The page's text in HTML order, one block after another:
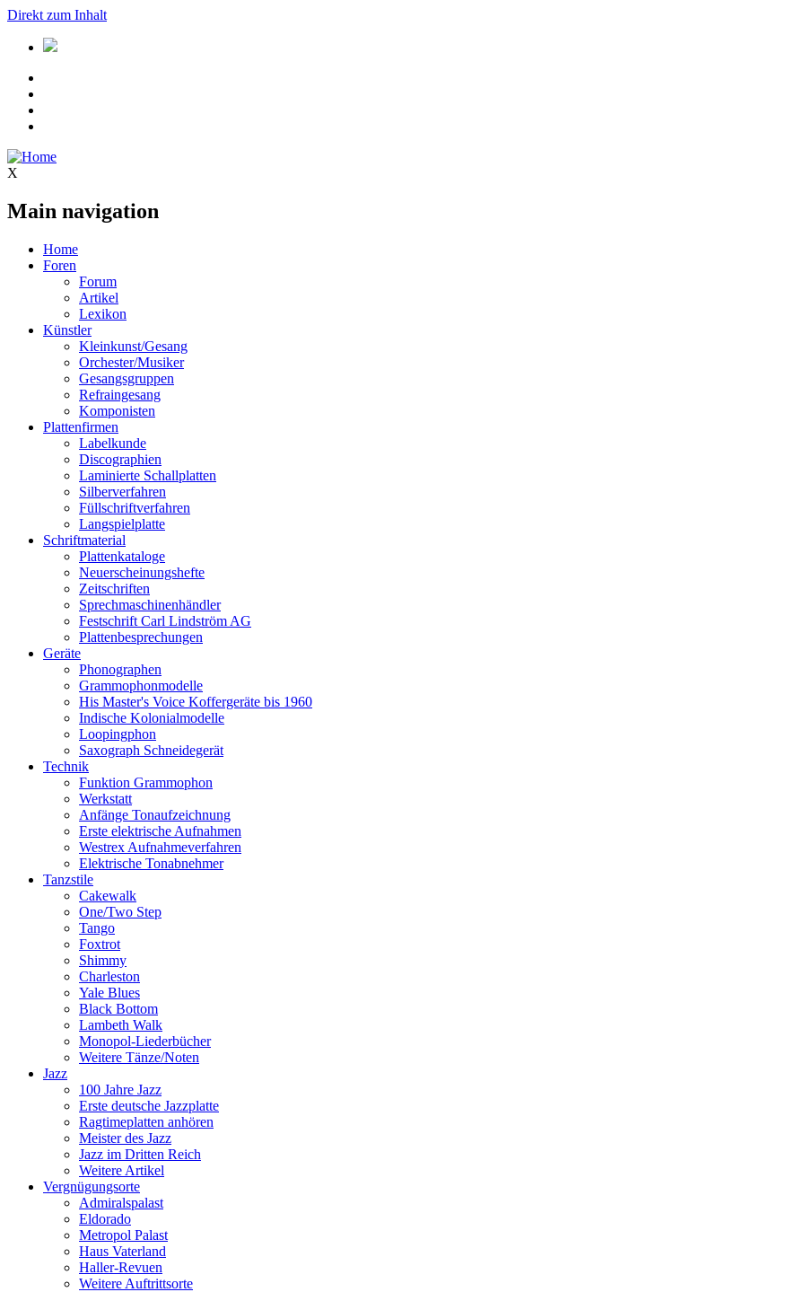
Direkt zum Inhalt
X
Main navigation
Home
Foren
Forum
Artikel
Lexikon
Künstler
Kleinkunst/Gesang
Orchester/Musiker
Gesangsgruppen
Refraingesang
Komponisten
Plattenfirmen
Labelkunde
Discographien
Laminierte Schallplatten
Silberverfahren
Füllschriftverfahren
Langspielplatte
Schriftmaterial
Plattenkataloge
Neuerscheinungshefte
Zeitschriften
Sprechmaschinenhändler
Festschrift Carl Lindström AG
Plattenbesprechungen
Geräte
Phonographen
Grammophonmodelle
His Master's Voice Koffergeräte bis 1960
Indische Kolonialmodelle
Loopingphon
Saxograph Schneidegerät
Technik
Funktion Grammophon
Werkstatt
Anfänge Tonaufzeichnung
Erste elektrische Aufnahmen
Westrex Aufnahmeverfahren
Elektrische Tonabnehmer
Tanzstile
Cakewalk
One/Two Step
Tango
Foxtrot
Shimmy
Charleston
Yale Blues
Black Bottom
Lambeth Walk
Monopol-Liederbücher
Weitere Tänze/Noten
Jazz
100 Jahre Jazz
Erste deutsche Jazzplatte
Ragtimeplatten anhören
Meister des Jazz
Jazz im Dritten Reich
Weitere Artikel
Vergnügungsorte
Admiralspalast
Eldorado
Metropol Palast
Haus Vaterland
Haller-Revuen
Weitere Auftrittsorte